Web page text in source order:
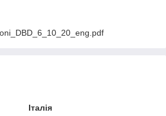
Італія